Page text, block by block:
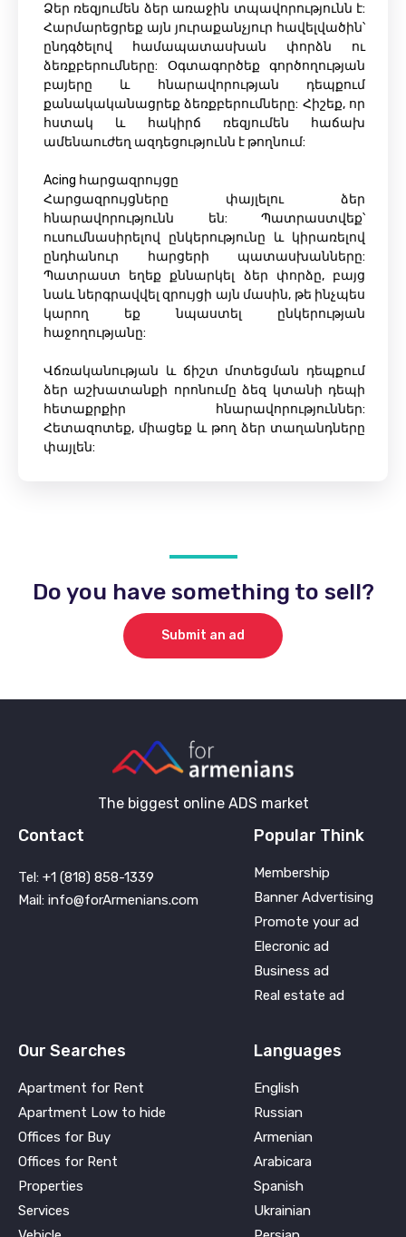
Ձեր ռեզյումեն ձեր առաջին տպավորությունն է:
Հարմարեցրեք այն յուրաքանչյուր հավելվածին՝
ընդգծելով համապատասխան փորձն ու
ձեռքբերումները: Օգտագործեք գործողության
բայերը և հնարավորության դեպքում
քանակականացրեք ձեռքբերումները: Հիշեք, որ
հստակ և հակիրճ ռեզյումեն հաճախ
ամենաուժեղ ազդեցությունն է թողնում:
Acing հարցազրույցը
Հարցազրույցները փայլելու ձեր
հնարավորությունն են: Պատրաստվեք՝
ուսումնասիրելով ընկերությունը և կիրառելով
ընդհանուր հարցերի պատասխանները:
Պատրաստ եղեք քննարկել ձեր փորձը, բայց
նաև ներգրավվել զրույցի այն մասին, թե ինչպես
կարող եք նպաստել ընկերության
հաջողությանը:
Վճռականության և ճիշտ մոտեցման դեպքում
ձեր աշխատանքի որոնումը ձեզ կտանի դեպի
հետաքրքիր հնարավորություններ:
Հետազոտեք, միացեք և թող ձեր տաղանդները
փայլեն:
Do you have something to sell?
Submit an ad
The biggest online ADS market
Contact
Tel: +1 (818) 858-1339
Mail: info@forArmenians.com
Popular Think
Membership
Banner Advertising
Promote your ad
Elecronic ad
Business ad
Real estate ad
Our Searches
Apartment for Rent
Apartment Low to hide
Offices for Buy
Offices for Rent
Properties
Services
Languages
English
Russian
Armenian
Arabicara
Spanish
Ukrainian